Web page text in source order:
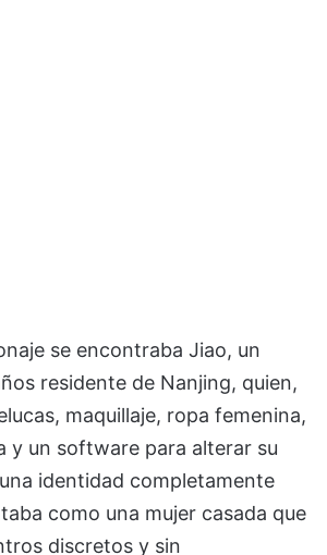
se encontraba Jiao, un
residente de Nanjing, quien,
maquillaje, ropa femenina,
y un software para alterar su
identidad completamente
como una mujer casada que
discretos y sin